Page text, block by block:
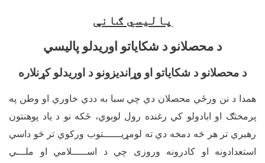
پالیسي ګانې
د محصلانو د شکایاتو اوریدلو پالیسي
د محصلانو د شکایاتو او وړاندیزونو د اوریدلو کړنلاره
همدا د نن ورځي محصلان دي چي سبا به ددي خاوري او وطن په
پرمختګ او ابادولو کي رغنده رول لوبوي، ځکه نو د ياد پوهنتون
رهبري تر هر څه دمخه دي ته لومړیــــــتوب ورکوي تر څو داسي
استعدادونه او کادرونه وروزی چي د اســـــلامي او ملـــي